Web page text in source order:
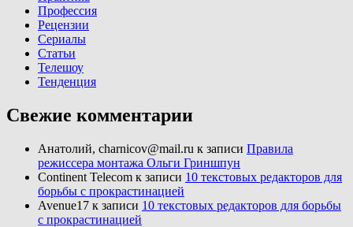
Профессия
Рецензии
Сериалы
Статьи
Телешоу
Тенденция
Свежие комментарии
Анатолий, charnicov@mail.ru к записи Правила
режиссера монтажа Ольги Гриншпун
Continent Telecom к записи 10 текстовых редакторов для
борьбы с прокрастинацией
Avenue17 к записи 10 текстовых редакторов для борьбы
с прокрастинацией